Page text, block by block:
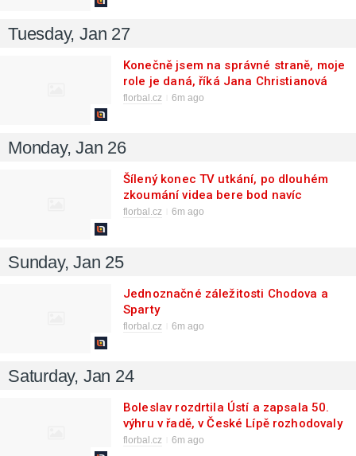
Tuesday, Jan 27
Konečně jsem na správné straně, moje
role je daná, říká Jana Christianová
florbal.cz 6m ago
Monday, Jan 26
Šílený konec TV utkání, po dlouhém
zkoumání videa bere bod navíc
Tatran
florbal.cz 6m ago
Sunday, Jan 25
Jednoznačné záležitosti Chodova a
Sparty
florbal.cz 6m ago
Saturday, Jan 24
Boleslav rozdrtila Ústí a zapsala 50.
výhru v řadě, v České Lípě rozhodovaly
nájezdy
florbal.cz 6m ago